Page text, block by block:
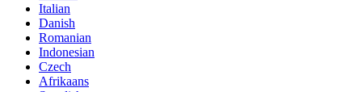
Italian
Danish
Romanian
Indonesian
Czech
Afrikaans